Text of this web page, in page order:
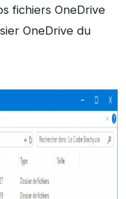
fichiers OneDrive
OneDrive du